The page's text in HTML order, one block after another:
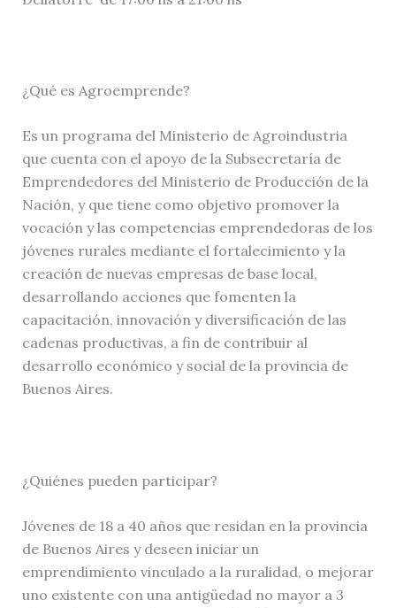
¿Qué es Agroemprende?
Es un programa del Ministerio de Agroindustria
que cuenta con el apoyo de la Subsecretaría de
Emprendedores del Ministerio de Producción de la
Nación, y que tiene como objetivo promover la
vocación y las competencias emprendedoras de los
jóvenes rurales mediante el fortalecimiento y la
creación de nuevas empresas de base local,
desarrollando acciones que fomenten la
capacitación, innovación y diversificación de las
cadenas productivas, a fin de contribuir al
desarrollo económico y social de la provincia de
Buenos Aires.
¿Quiénes pueden participar?
Jóvenes de 18 a 40 años que residan en la provincia
de Buenos Aires y deseen iniciar un
emprendimiento vinculado a la ruralidad, o mejorar
uno existente con una antigüedad no mayor a 3